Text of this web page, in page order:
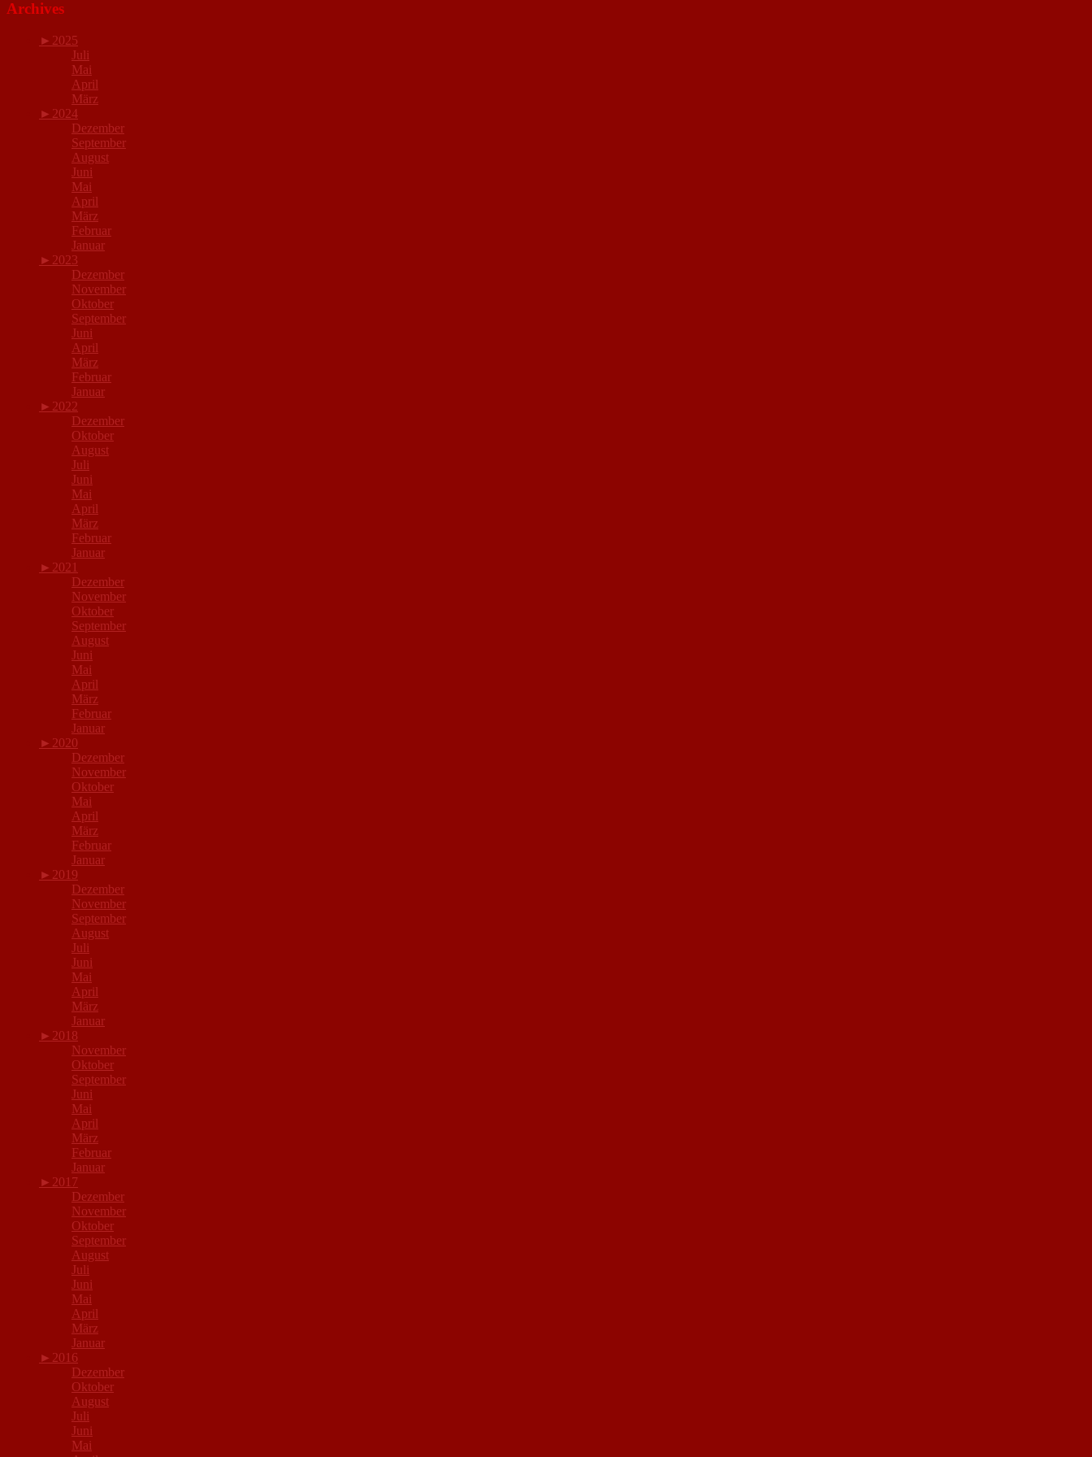
Archives
► 2025
Juli
Mai
April
März
► 2024
Dezember
September
August
Juni
Mai
April
März
Februar
Januar
► 2023
Dezember
November
Oktober
September
Juni
April
März
Februar
Januar
► 2022
Dezember
Oktober
August
Juli
Juni
Mai
April
März
Februar
Januar
► 2021
Dezember
November
Oktober
September
August
Juni
Mai
April
März
Februar
Januar
► 2020
Dezember
November
Oktober
Mai
April
März
Februar
Januar
► 2019
Dezember
November
September
August
Juli
Juni
Mai
April
März
Januar
► 2018
November
Oktober
September
Juni
Mai
April
März
Februar
Januar
► 2017
Dezember
November
Oktober
September
August
Juli
Juni
Mai
April
März
Januar
► 2016
Dezember
Oktober
August
Juli
Juni
Mai